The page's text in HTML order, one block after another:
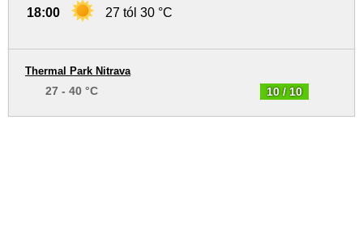
18:00 27 tól 30 °C
10 / 10
Thermal Park Nitrava
27 - 40 °C